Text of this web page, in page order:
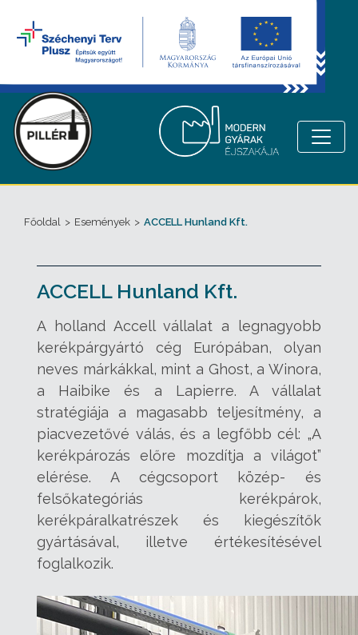
Főoldal > Események > ACCELL Hunland Kft.
ACCELL Hunland Kft.
Aholland Accell vállalat a legnagyobb
kerékpárgyártó cég Európában, olyan
neves márkákkal, mint a Ghost, a Winora,
a Haibike és a Lapierre. A vállalat
stratégiája a magasabb teljesítmény, a
piacvezetővé válás, és a legfőbb cél: „A
kerékpározás előre mozdítja a világot”
elérése. A cégcsoport közép- és
felsőkategóriás kerékpárok,
kerékpáralkatrészek és kiegészítők
gyártásával, illetve értékesítésével
foglalkozik.